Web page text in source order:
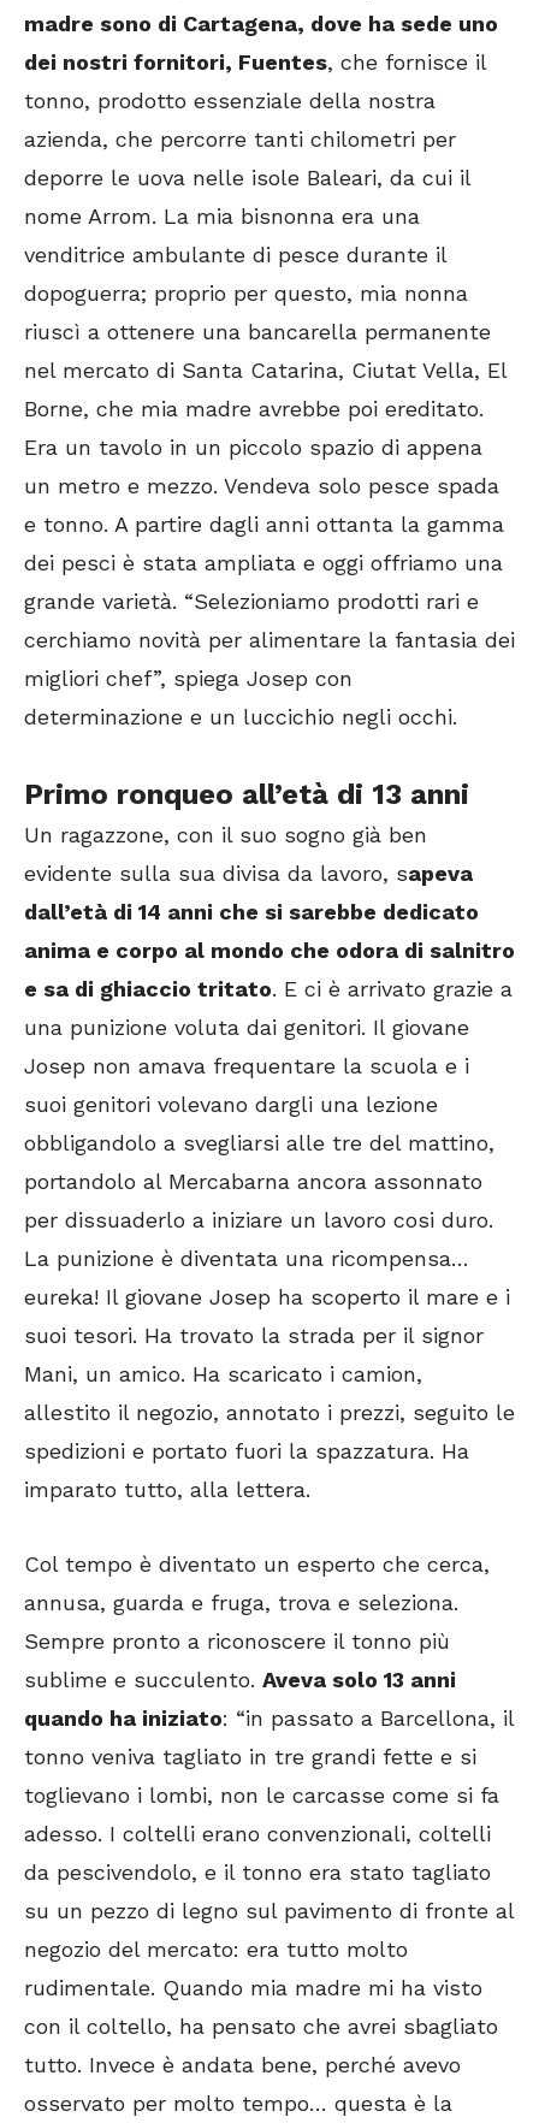
madre sono di Cartagena, dove ha sede uno
dei nostri fornitori, Fuentes, che fornisce il
tonno, prodotto essenziale della nostra
azienda, che percorre tanti chilometri per
deporre le uova nelle isole Baleari, da cui il
nome Arrom. La mia bisnonna era una
venditrice ambulante di pesce durante il
dopoguerra; proprio per questo, mia nonna
riuscì a ottenere una bancarella permanente
nel mercato di Santa Catarina, Ciutat Vella, El
Borne, che mia madre avrebbe poi ereditato.
Era un tavolo in un piccolo spazio di appena
un metro e mezzo. Vendeva solo pesce spada
e tonno. A partire dagli anni ottanta la gamma
dei pesci è stata ampliata e oggi offriamo una
grande varietà. “Selezioniamo prodotti rari e
cerchiamo novità per alimentare la fantasia dei
migliori chef”, spiega Josep con
determinazione e un luccichio negli occhi.
Primo ronqueo all’età di 13 anni
Un ragazzone, con il suo sogno già ben
evidente sulla sua divisa da lavoro, sapeva
dall’età di 14 anni che si sarebbe dedicato
anima e corpo al mondo che odora di salnitro
e sa di ghiaccio tritato. E ci è arrivato grazie a
una punizione voluta dai genitori. Il giovane
Josep non amava frequentare la scuola e i
suoi genitori volevano dargli una lezione
obbligandolo a svegliarsi alle tre del mattino,
portandolo al Mercabarna ancora assonnato
per dissuaderlo a iniziare un lavoro cosi duro.
La punizione è diventata una ricompensa…
eureka! Il giovane Josep ha scoperto il mare e i
suoi tesori. Ha trovato la strada per il signor
Mani, un amico. Ha scaricato i camion,
allestito il negozio, annotato i prezzi, seguito le
spedizioni e portato fuori la spazzatura. Ha
imparato tutto, alla lettera.
Col tempo è diventato un esperto che cerca,
annusa, guarda e fruga, trova e seleziona.
Sempre pronto a riconoscere il tonno più
sublime e succulento. Aveva solo 13 anni
quando ha iniziato: “in passato a Barcellona, il
tonno veniva tagliato in tre grandi fette e si
toglievano i lombi, non le carcasse come si fa
adesso. I coltelli erano convenzionali, coltelli
da pescivendolo, e il tonno era stato tagliato
su un pezzo di legno sul pavimento di fronte al
negozio del mercato: era tutto molto
rudimentale. Quando mia madre mi ha visto
con il coltello, ha pensato che avrei sbagliato
tutto. Invece è andata bene, perché avevo
osservato per molto tempo… questa è la